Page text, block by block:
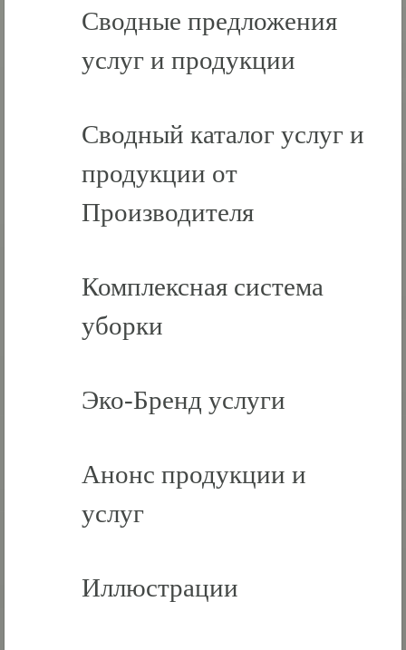
Сводные предложения
услуг и продукции
Сводный каталог услуг и
продукции от
Производителя
Комплексная система
уборки
Эко-Бренд услуги
Анонс продукции и
услуг
Иллюстрации